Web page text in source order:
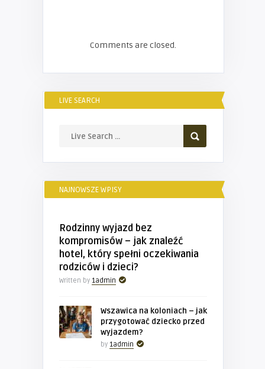
Comments are closed.
LIVE SEARCH
NAJNOWSZE WPISY
Rodzinny wyjazd bez
kompromisów – jak znaleźć
hotel, który spełni oczekiwania
rodziców i dzieci?
Written by 1admin
Wszawica na koloniach – jak
przygotować dziecko przed
wyjazdem?
by 1admin